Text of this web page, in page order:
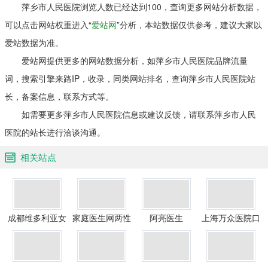
萍乡市人民医院浏览人数已经达到100，查询更多网站分析数据，
可以点击网站权重进入“爱站网”分析，本站数据仅供参考，建议大家以
爱站数据为准。
爱站网提供更多的网站数据分析，如萍乡市人民医院品牌流量
词，搜索引擎来路IP，收录，同类网站排名，查询萍乡市人民医院站
长，备案信息，联系方式等。
如需要更多萍乡市人民医院信息或建议反馈，请联系萍乡市人民
医院的站长进行洽谈沟通。
相关站点
成都维多利亚女
子医院
家庭医生网两性
健康
阿亮医生
上海万众医院口
腔医学中心